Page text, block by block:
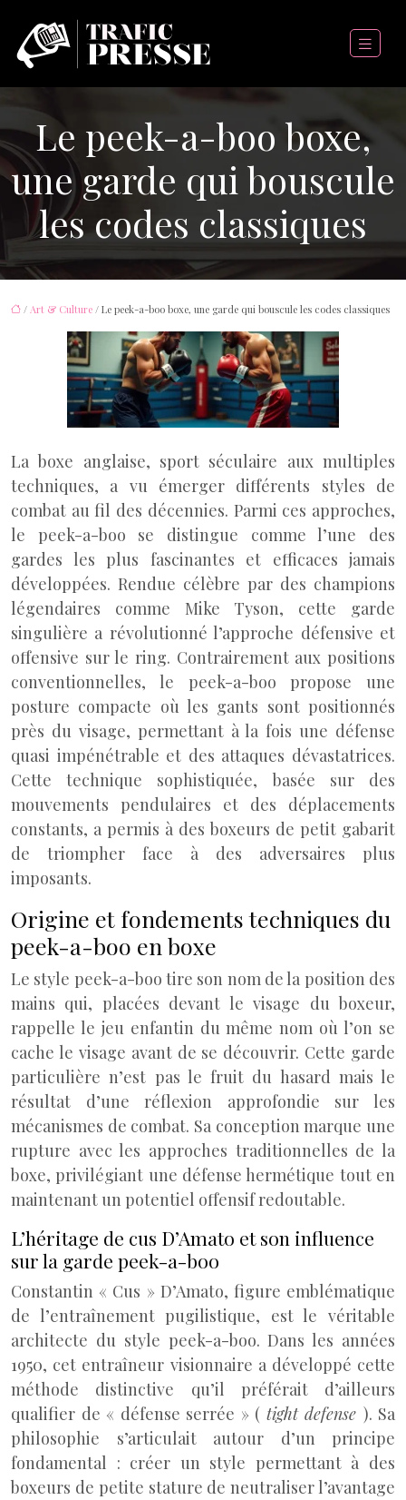
Le peek-a-boo boxe,
une garde qui bouscule
les codes classiques
/ Art & Culture / Le peek-a-boo boxe, une garde qui bouscule les codes classiques
La boxe anglaise, sport séculaire aux multiples
techniques, a vu émerger différents styles de
combat au fil des décennies. Parmi ces approches,
le peek-a-boo se distingue comme l’une des
gardes les plus fascinantes et efficaces jamais
développées. Rendue célèbre par des champions
légendaires comme Mike Tyson, cette garde
singulière a révolutionné l’approche défensive et
offensive sur le ring. Contrairement aux positions
conventionnelles, le peek-a-boo propose une
posture compacte où les gants sont positionnés
près du visage, permettant à la fois une défense
quasi impénétrable et des attaques dévastatrices.
Cette technique sophistiquée, basée sur des
mouvements pendulaires et des déplacements
constants, a permis à des boxeurs de petit gabarit
de triompher face à des adversaires plus
imposants.
Origine et fondements techniques du
peek-a-boo en boxe
Le style peek-a-boo tire son nom de la position des
mains qui, placées devant le visage du boxeur,
rappelle le jeu enfantin du même nom où l’on se
cache le visage avant de se découvrir. Cette garde
particulière n’est pas le fruit du hasard mais le
résultat d’une réflexion approfondie sur les
mécanismes de combat. Sa conception marque une
rupture avec les approches traditionnelles de la
boxe, privilégiant une défense hermétique tout en
maintenant un potentiel offensif redoutable.
L’héritage de cus D’Amato et son influence
sur la garde peek-a-boo
Constantin « Cus » D’Amato, figure emblématique
de l’entraînement pugilistique, est le véritable
architecte du style peek-a-boo. Dans les années
1950, cet entraîneur visionnaire a développé cette
méthode distinctive qu’il préférait d’ailleurs
qualifier de « défense serrée » ( tight defense ). Sa
philosophie s’articulait autour d’un principe
fondamental : créer un style permettant à des
boxeurs de petite stature de neutraliser l’avantage